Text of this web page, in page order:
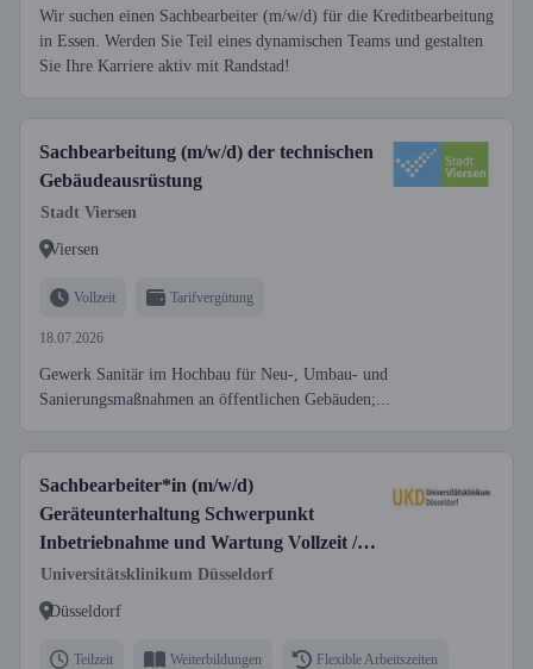
Wir suchen einen Sachbearbeiter (m/w/d) für die Kreditbearbeitung
in Essen. Werden Sie Teil eines dynamischen Teams und gestalten
Sie Ihre Karriere aktiv mit Randstad!
Sachbearbeitung (m/w/d) der technischen
Gebäudeausrüstung
Stadt Viersen
Viersen
Vollzeit Tarifvergütung
18.07.2026
Gewerk Sanitär im Hochbau für Neu-, Umbau- und
Sanierungsmaßnahmen an öffentlichen Gebäuden;...
Sachbearbeiter*in (m/w/d)
Geräteunterhaltung Schwerpunkt
Inbetriebnahme und Wartung Vollzeit /
Teilzeit
Universitätsklinikum Düsseldorf
Düsseldorf
Teilzeit Weiterbildungen Flexible Arbeitszeiten